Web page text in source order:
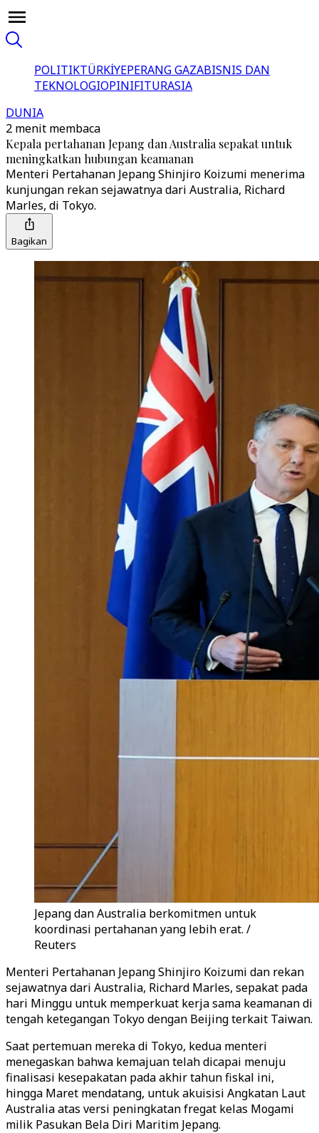
POLITIKTÜRKİYEPERANG GAZABISNIS DAN
TEKNOLOGIOPINIFITURASIA
DUNIA
2 menit membaca
Kepala pertahanan Jepang dan Australia sepakat untuk
meningkatkan hubungan keamanan
Menteri Pertahanan Jepang Shinjiro Koizumi menerima
kunjungan rekan sejawatnya dari Australia, Richard
Marles, di Tokyo.
Bagikan
Jepang dan Australia berkomitmen untuk
koordinasi pertahanan yang lebih erat. /
Reuters
Menteri Pertahanan Jepang Shinjiro Koizumi dan rekan
sejawatnya dari Australia, Richard Marles, sepakat pada
hari Minggu untuk memperkuat kerja sama keamanan di
tengah ketegangan Tokyo dengan Beijing terkait Taiwan.
Saat pertemuan mereka di Tokyo, kedua menteri
menegaskan bahwa kemajuan telah dicapai menuju
finalisasi kesepakatan pada akhir tahun fiskal ini,
hingga Maret mendatang, untuk akuisisi Angkatan Laut
Australia atas versi peningkatan fregat kelas Mogami
milik Pasukan Bela Diri Maritim Jepang.